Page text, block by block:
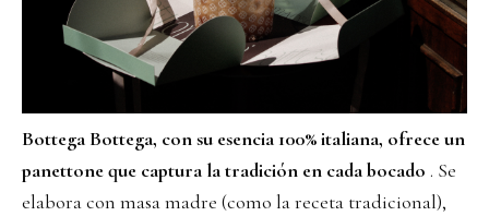
Bottega Bottega, con su esencia 100% italiana, ofrece un
panettone que captura la tradición en cada bocado . Se
elabora con masa madre (como la receta tradicional),